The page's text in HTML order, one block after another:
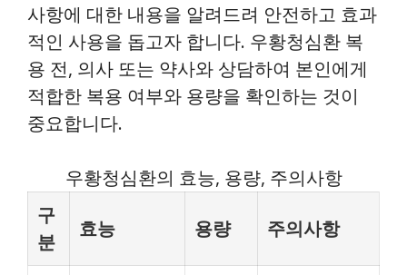
사항에 대한 내용을 알려드려 안전하고 효과
적인 사용을 돕고자 합니다. 우황청심환 복
용 전, 의사 또는 약사와 상담하여 본인에게
적합한 복용 여부와 용량을 확인하는 것이
중요합니다.
우황청심환의 효능, 용량, 주의사항
구
분
효능 용량 주의사항